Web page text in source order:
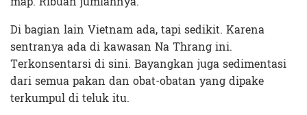
Di bagian lain Vietnam ada, tapi sedikit. Karena
sentranya ada di kawasan Na Thrang ini.
Terkonsentarsi di sini. Bayangkan juga sedimentasi
dari semua pakan dan obat-obatan yang dipake
terkumpul di teluk itu.